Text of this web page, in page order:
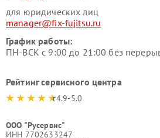
для юридических лиц
manager@fix-fujitsu.ru
График работы:
ПН-ВСК с 9:00 до 21:00 без
Рейтинг сервисного центра
4.9-5.0
ООО "Русервис"
ИНН 7702633247